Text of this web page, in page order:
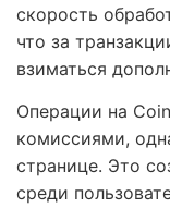
скорость
что за
взиматься
Операции на
комиссиями,
странице. Это
среди